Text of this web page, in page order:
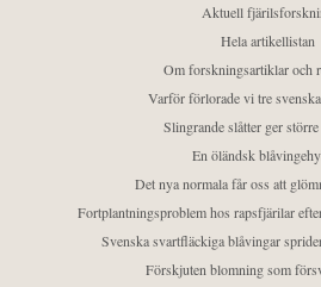
Aktuell
Hela artikellistan
Om forskningsartiklar och
Varför förlorade vi tre
Slingrande slåtter ger
En öländsk
Det nya normala får oss att
Fortplantningsproblem hos rapsfjärilar
Svenska svartfläckiga blåvingar
Förskjuten blomning som